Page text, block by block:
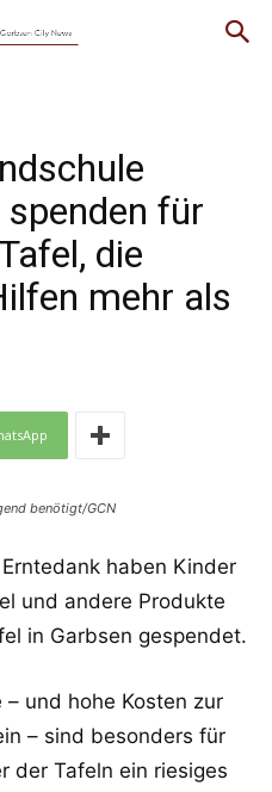
für
die
mehr als
benötigt/GCN
haben Kinder
und andere Produkte
in Garbsen gespendet.
und hohe Kosten zur
– sind besonders für
der Tafeln ein riesiges